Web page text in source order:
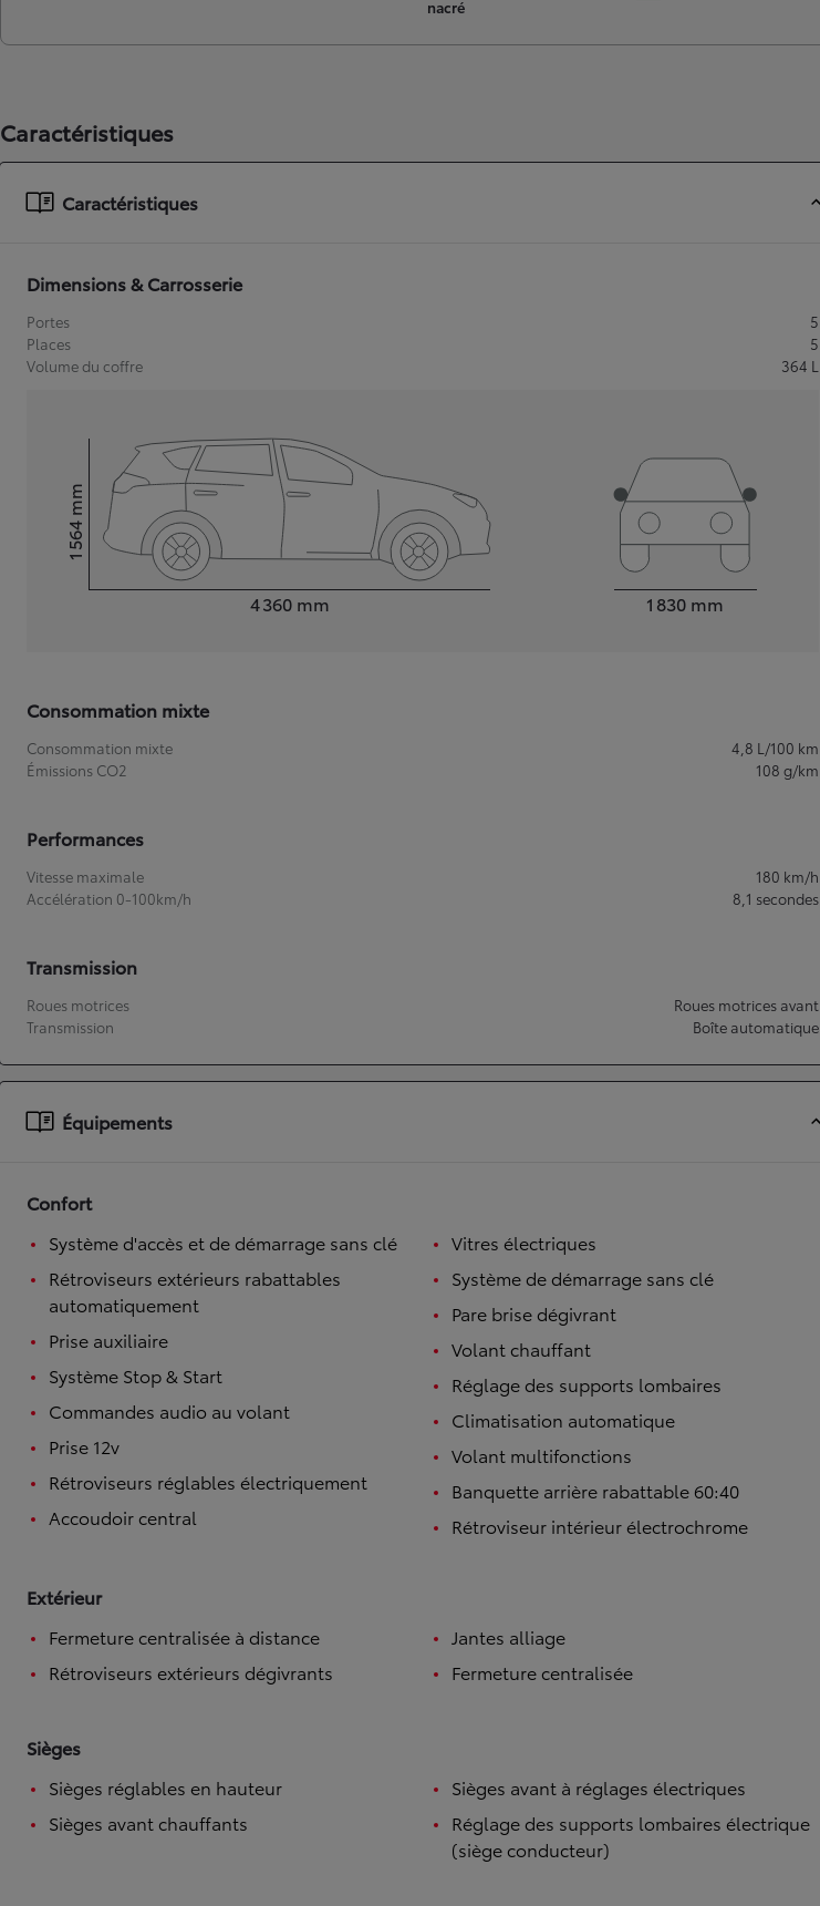
À partir de 19 700 €
nacré
Caractéristiques
Caractéristiques
Dimensions & Carrosserie
Portes
5
Places
5
Volume du coffre
364 L
4 360 mm
Hauteur1 564
mm
1 830 mm
Consommation mixte
Consommation mixte 4,8 L/100 km
Émissions CO2
108 g/km
Performances
Vitesse maximale 180 km/h
Accélération 0-100km/h
8,1 secondes
Transmission
Roues motrices
Roues motrices avant
Transmission
Boîte automatique
Équipements
Confort
Système d'accès et de démarrage sans clé
Rétroviseurs extérieurs rabattables
automatiquement
Prise auxiliaire
Système Stop & Start
Commandes audio au volant
Prise 12v
Rétroviseurs réglables électriquement
Accoudoir central
Vitres électriques
Système de démarrage sans clé
Pare brise dégivrant
Volant chauffant
Réglage des supports lombaires
Climatisation automatique
Volant multifonctions
Banquette arrière rabattable 60:40
Rétroviseur intérieur électrochrome
Extérieur
Fermeture centralisée à distance
Rétroviseurs extérieurs dégivrants
Jantes alliage
Fermeture centralisée
Sièges
Sièges réglables en hauteur
Sièges avant chauffants
Sièges avant à réglages électriques
Réglage des supports lombaires électrique
(siège conducteur)